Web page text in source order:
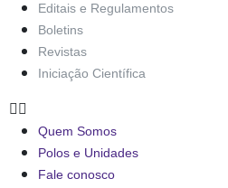
Editais e Regulamentos
Boletins
Revistas
Iniciação Científica
Quem Somos
Polos e Unidades
Fale conosco